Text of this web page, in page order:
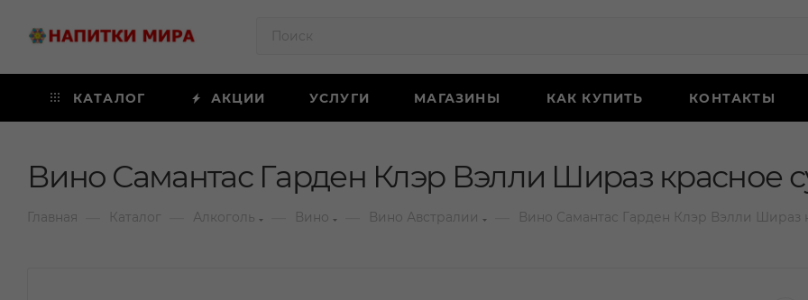
КАТАЛОГ АКЦИИ УСЛУГИ МАГАЗИНЫ КАК КУПИТЬ КОНТАКТЫ
Вино Самантас Гарден Клэр Вэлли Шираз красное
Главная Каталог Алкоголь Вино Вино Австралии Вино Самантас Гарден Клэр Вэлли Шираз